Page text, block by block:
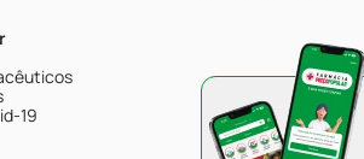
19